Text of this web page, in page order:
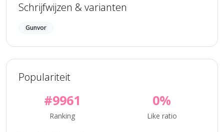
Schrijfwijzen & varianten
Gunvor
Populariteit
#9961
Ranking
0%
Like ratio